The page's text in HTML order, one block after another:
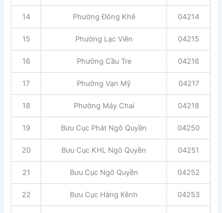
14 Phường Đông Khê 04214
15 Phường Lạc Viên 04215
16 Phường Cầu Tre 04216
17 Phường Vạn Mỹ 04217
18 Phường Máy Chai 04218
19 Bưu Cục Phát Ngô Quyền 04250
20 Bưu Cục KHL Ngô Quyền 04251
21 Bưu Cục Ngô Quyền 04252
22 Bưu Cục Hàng Kênh 04253